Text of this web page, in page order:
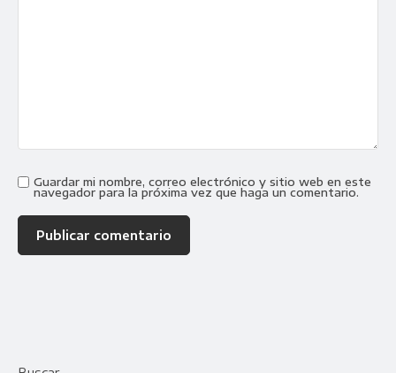
Guardar mi nombre, correo electrónico y sitio web en este
navegador para la próxima vez que haga un comentario.